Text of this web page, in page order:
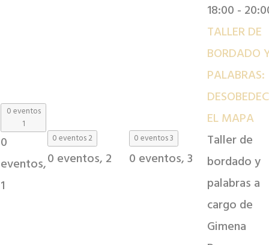
0 eventos
1
0
eventos,
1
0 eventos2
0 eventos, 2
0 eventos3
0 eventos,3
18:00 -
TALLER DE
BORDADO
PALABRAS:
EL MAPA
Taller de
bordado y
palabras a
cargo de
Gimena